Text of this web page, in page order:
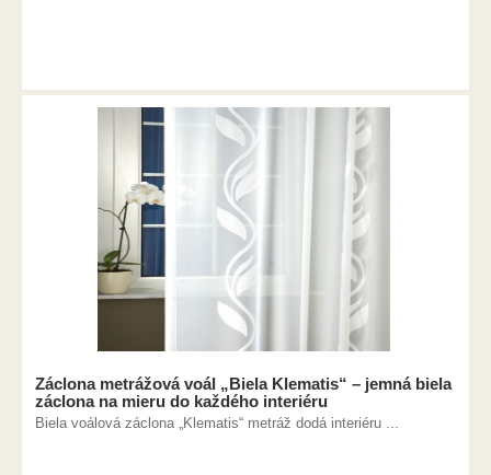
Záclona metrážová voál „Biela Klematis“ – jemná biela
záclona na mieru do každého interiéru
Biela voálová záclona „Klematis“ metráž dodá interiéru ...